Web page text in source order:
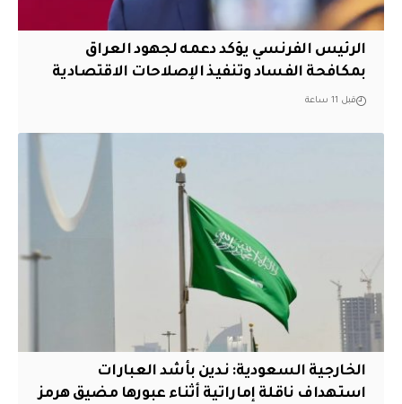
الرئيس الفرنسي يؤكد دعمه لجهود العراق
بمكافحة الفساد وتنفيذ الإصلاحات الاقتصادية
قبل 11 ساعة
‏الخارجية السعودية: ندين بأشد العبارات
استهداف ناقلة إماراتية أثناء عبورها مضيق هرمز